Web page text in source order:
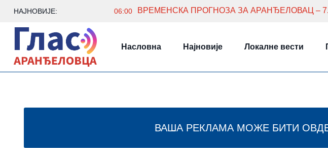
НАЈНОВИЈЕ: 06:00 ВРЕМЕНСКА ПРОГНОЗА ЗА АРАНЂЕЛОВАЦ – 7.
Насловна Најновије Локалне вести
ВАША РЕКЛАМА МОЖЕ БИТИ